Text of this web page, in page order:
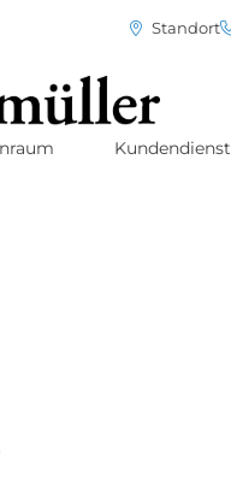
Standort
Kundendienst